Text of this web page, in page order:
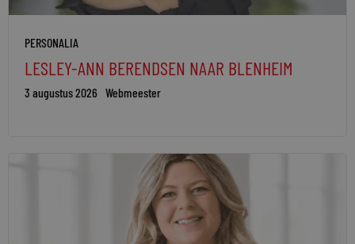
PERSONALIA
LESLEY-ANN BERENDSEN NAAR BLENHEIM
3 augustus 2026 Webmeester